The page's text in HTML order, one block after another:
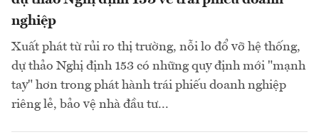
nghiệp
Xuất phát từ rủi ro thị trường, nỗi lo đổ vỡ hệ thống,
dự thảo Nghị định 153 có những quy định mới "mạnh
tay" hơn trong phát hành trái phiếu doanh nghiệp
riêng lẻ, bảo vệ nhà đầu tư...